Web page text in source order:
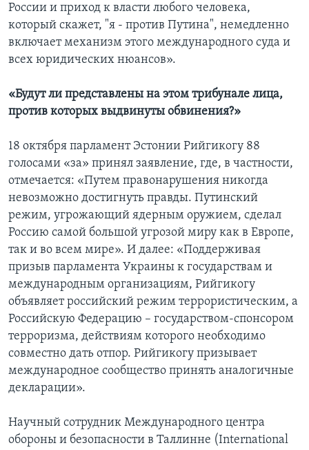
России и приход к власти любого человека,
который скажет, "я - против Путина", немедленно
включает механизм этого международного суда и
всех юридических нюансов».
«Будут ли представлены на этом трибунале лица,
против которых выдвинуты обвинения?»
18 октября парламент Эстонии Рийгикогу 88
голосами «за» принял заявление, где, в частности,
отмечается: «Путем правонарушения никогда
невозможно достигнуть правды. Путинский
режим, угрожающий ядерным оружием, сделал
Россию самой большой угрозой миру как в Европе,
так и во всем мире». И далее: «Поддерживая
призыв парламента Украины к государствам и
международным организациям, Рийгикогу
объявляет российский режим террористическим, а
Российскую Федерацию – государством-спонсором
терроризма, действиям которого необходимо
совместно дать отпор. Рийгикогу призывает
международное сообщество принять аналогичные
декларации».
Научный сотрудник Международного центра
обороны и безопасности в Таллинне (International